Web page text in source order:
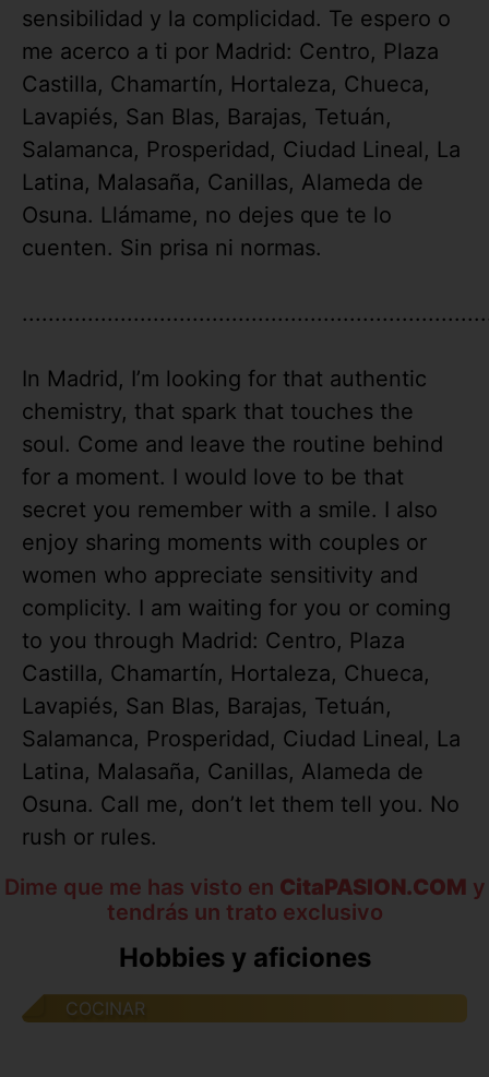
sensibilidad y la complicidad. Te espero o
me acerco a ti por Madrid: Centro, Plaza
Castilla, Chamartín, Hortaleza, Chueca,
Lavapiés, San Blas, Barajas, Tetuán,
Salamanca, Prosperidad, Ciudad Lineal, La
Latina, Malasaña, Canillas, Alameda de
Osuna. Llámame, no dejes que te lo
cuenten. Sin prisa ni normas.
In Madrid, I’m looking for that authentic
chemistry, that spark that touches the
soul. Come and leave the routine behind
for a moment. I would love to be that
secret you remember with a smile. I also
enjoy sharing moments with couples or
women who appreciate sensitivity and
complicity. I am waiting for you or coming
to you through Madrid: Centro, Plaza
Castilla, Chamartín, Hortaleza, Chueca,
Lavapiés, San Blas, Barajas, Tetuán,
Salamanca, Prosperidad, Ciudad Lineal, La
Latina, Malasaña, Canillas, Alameda de
Osuna. Call me, don’t let them tell you. No
rush or rules.
Dime que me has visto en CitaPASION.COM y
tendrás un trato exclusivo
Hobbies y aficiones
COCINAR